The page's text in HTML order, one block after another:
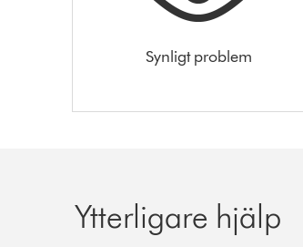
Synligt problem
Ytterligare hjälp